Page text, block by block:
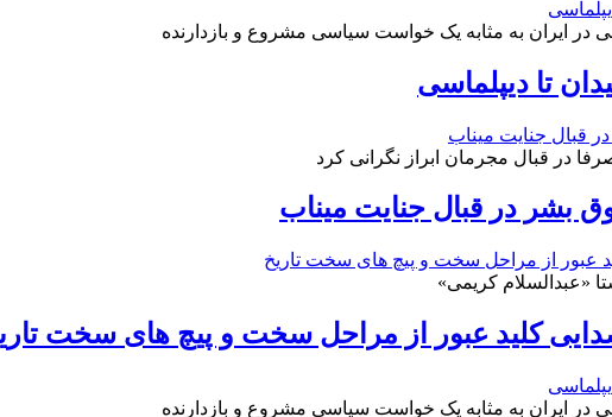
در ایران به مثابه یک خواست سیاسی مشروع و بازدارنده
تا دیپلماسی
در قبال مجرمان ابراز نگرانی کرد
بشر در قبال جنایت میناب
«عبدالسلام کریمی»
کلید عبور از مراحل سخت و پیچ های سخت
در ایران به مثابه یک خواست سیاسی مشروع و بازدارنده